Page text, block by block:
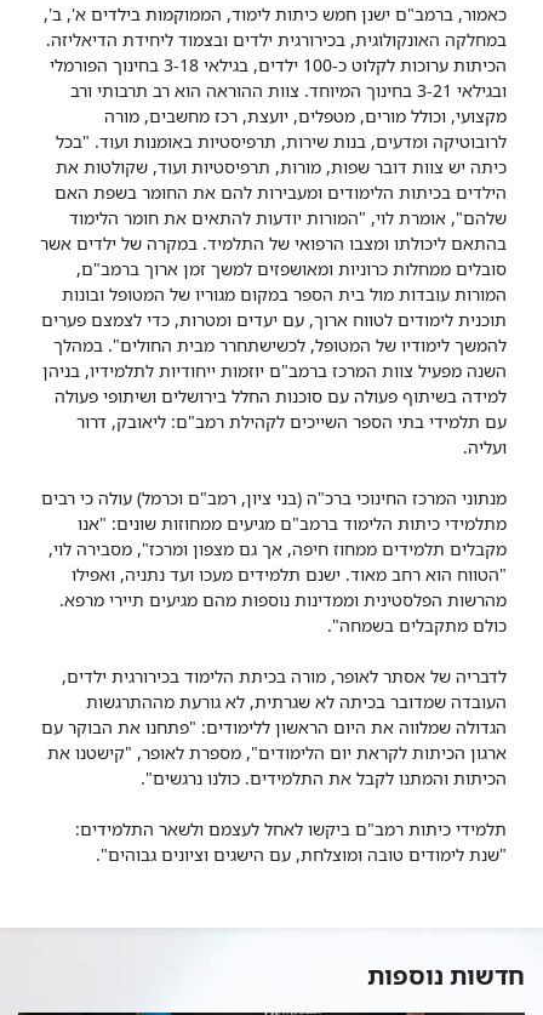
כאמור, ברמב"ם ישנן חמש כיתות לימוד, הממוקמות בילדים א', ב',
במחלקה האונקולוגית, בכירורגית ילדים ובצמוד ליחידת הדיאליזה.
הכיתות ערוכות לקלוט כ-100 ילדים, בגילאי 3-18 בחינוך הפורמלי
ובגילאי 3-21 בחינוך המיוחד. צוות ההוראה הוא רב תרבותי ורב
מקצועי, וכולל מורים, מטפלים, יועצת, רכז מחשבים, מורה
לרובוטיקה ומדעים, בנות שירות, תרפיסטיות באומנות ועוד. "בכל
כיתה יש צוות דובר שפות, מורות, תרפיסטיות ועוד, שקולטות את
הילדים בכיתות הלימודים ומעבירות להם את החומר בשפת האם
שלהם", אומרת לוי, "המורות יודעות להתאים את חומר הלימוד
בהתאם ליכולתו ומצבו הרפואי של התלמיד. במקרה של ילדים אשר
סובלים ממחלות כרוניות ומאושפזים למשך זמן ארוך ברמב"ם,
המורות עובדות מול בית הספר במקום מגוריו של המטופל ובונות
תוכנית לימודים לטווח ארוך, עם יעדים ומטרות, כדי לצמצם פערים
להמשך לימודיו של המטופל, לכשישתחרר מבית החולים". במהלך
השנה מפעיל צוות המרכז ברמב"ם יוזמות ייחודיות לתלמידיו, בניהן
למידה בשיתוף פעולה עם סוכנות החלל בירושלים ושיתופי פעולה
עם תלמידי בתי הספר השייכים לקהילת רמב"ם: ליאובק, דרור
ועליה.
מנתוני המרכז החינוכי ברכ"ה (בני ציון, רמב"ם וכרמל) עולה כי רבים
מתלמידי כיתות הלימוד ברמב"ם מגיעים ממחוזות שונים: "אנו
מקבלים תלמידים ממחוז חיפה, אך גם מצפון ומרכז", מסבירה לוי,
"הטווח הוא רחב מאוד. ישנם תלמידים מעכו ועד נתניה, ואפילו
מהרשות הפלסטינית וממדינות נוספות מהם מגיעים תיירי מרפא.
כולם מתקבלים בשמחה".
לדבריה של אסתר לאופר, מורה בכיתת הלימוד בכירורגית ילדים,
העובדה שמדובר בכיתה לא שגרתית, לא גורעת מההתרגשות
הגדולה שמלווה את היום הראשון ללימודים: "פתחנו את הבוקר עם
ארגון הכיתות לקראת יום הלימודים", מספרת לאופר, "קישטנו את
הכיתות והמתנו לקבל את התלמידים. כולנו נרגשים".
תלמידי כיתות רמב"ם ביקשו לאחל לעצמם ולשאר התלמידים:
"שנת לימודים טובה ומוצלחת, עם הישגים וציונים גבוהים".
חדשות נוספות